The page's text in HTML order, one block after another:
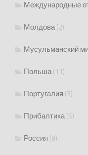
Международные
Молдова(2)
Мусульманский
Польша(11)
Португалия (3)
Прибалтика(6)
Россия (9)